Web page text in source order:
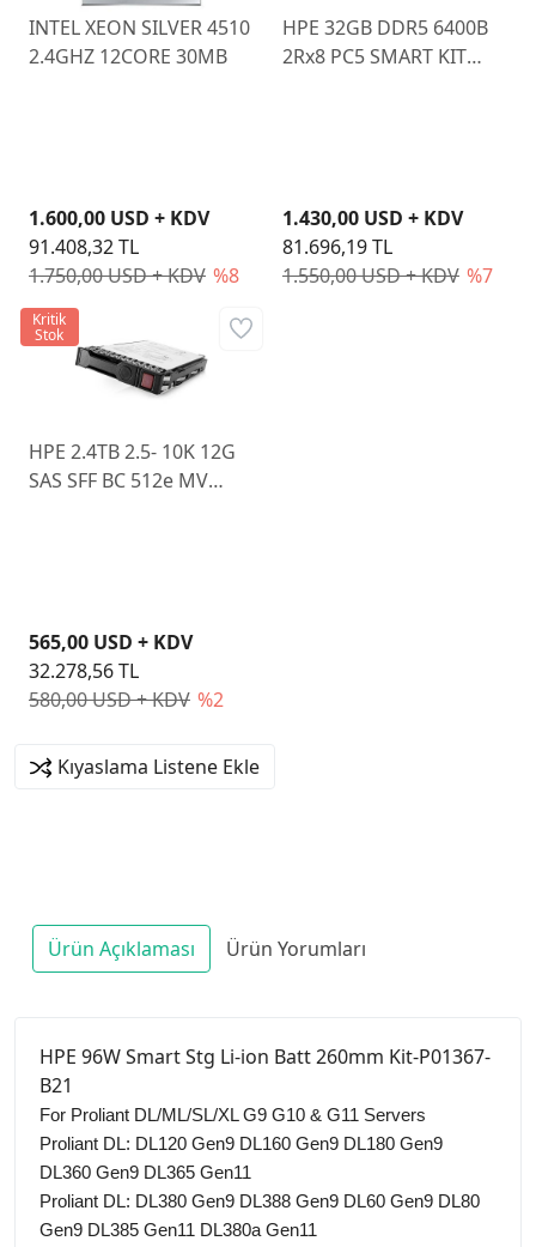
INTEL XEON SILVER 4510
2.4GHZ 12CORE 30MB
1.750,00 USD + KDV %8
1.600,00 USD + KDV
91.408,32 TL
HPE 32GB DDR5 6400B
2Rx8 PC5 SMART KIT
1.550,00 USD + KDV %7
1.430,00 USD + KDV
81.696,19 TL
HPE 2.4TB 2.5- 10K 12G
SAS SFF BC 512e MV
580,00 USD + KDV %2
565,00 USD + KDV
32.278,56 TL
Kritik
Stok
Kıyaslama Listene Ekle
Ürün Açıklaması Ürün Yorumları
HPE 96W Smart Stg Li-ion Batt 260mm Kit-P01367-
B21
For Proliant DL/ML/SL/XL G9 G10 & G11 Servers
Proliant DL: DL120 Gen9 DL160 Gen9 DL180 Gen9
DL360 Gen9 DL365 Gen11
Proliant DL: DL380 Gen9 DL388 Gen9 DL60 Gen9 DL80
Gen9 DL385 Gen11 DL380a Gen11